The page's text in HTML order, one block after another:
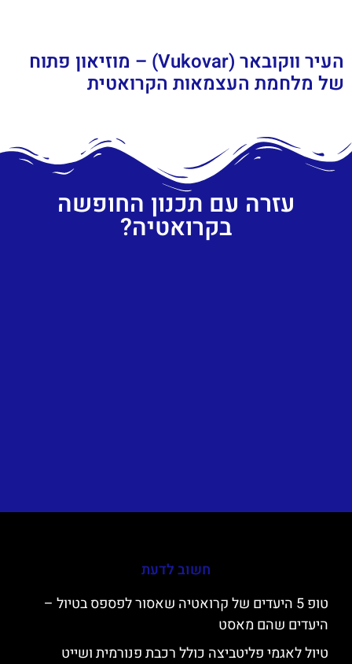
העיר ווקובאר (Vukovar) – מוזיאון פתוח
של מלחמת העצמאות הקרואטית
עזרה עם תכנון החופשה
בקרואטיה?
חשוב לדעת
טופ 5 היעדים של קרואטיה שאסור לפספס בטיול –
היעדים שהם מאסט
טיול לאגמי פליטביצה כולל רכבת פנורמית ושייט